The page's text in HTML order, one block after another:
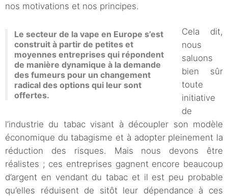
nos motivations et nos principes.
Le secteur de la vape en Europe s’est
construit à partir de petites et
moyennes entreprises qui répondent
de manière dynamique à la demande
des fumeurs pour un changement
radical des options qui leur sont
offertes.
Cela dit,
nous
saluons
bien sûr
toute
initiative
de
l’industrie du tabac visant à découpler son modèle
économique du tabagisme et à adopter pleinement la
réduction des risques. Mais nous devons être
réalistes ; ces entreprises gagnent encore beaucoup
d’argent en vendant du tabac et il est peu probable
qu’elles réduisent de sitôt leur dépendance à ces